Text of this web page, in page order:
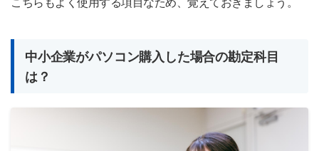
中小企業がパソコン購入した場合の勘定科目
は？